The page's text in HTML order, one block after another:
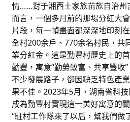
情……對于湘西土家族苗族自治州
而言，一個多月前的那場分紅大
片段，每一幀畫面都深深地印刻
全村200余戶、770余名村民，共
業分紅金。這是勤豐村歷史上的
勤豐，寓意“勤勞致富、共享豐收
不少發展路子，卻因缺乏特色產
果不佳。2023年5月，湖南省科
成為勤豐村實現這一美好寓意的
“駐村工作隊來了以后，幫我們做